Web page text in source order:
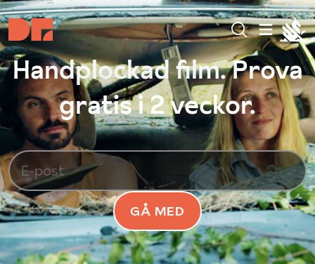
Handplockad film. Prova
gratis i 2 veckor.
GÅ MED